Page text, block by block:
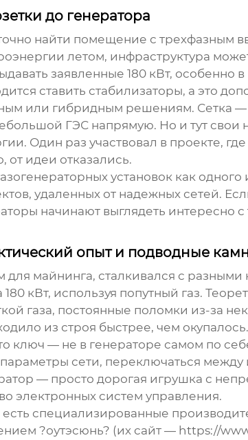
до генератора
найти помещение с трехфазным
летом, инфраструктура
заявленные 180 кВт,
ставить стабилизаторы, а это
или гибридным решениям. Сетка
ГЭС напрямую. Но и тут свои
Один раз участвовал в проекте,
от идеи отказались.
установок как
удаленных от надежных сетей.
начинают выглядеть интересно
опыт и подводные
для майнинга, сталкивался с
180 кВт, используя попутный газ.
газа, постоянные поломки из-за
из строя быстрее, чем окупалось.
ключ — не в генераторе самом по
сети, переключаться
— просто дорогая игрушка с
электронных систем управления.
есть специализированные
?оутэсюнь? (их сайт — https://